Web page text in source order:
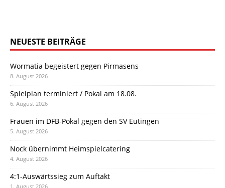
NEUESTE BEITRÄGE
Wormatia begeistert gegen Pirmasens
8. August 2026
Spielplan terminiert / Pokal am 18.08.
6. August 2026
Frauen im DFB-Pokal gegen den SV Eutingen
5. August 2026
Nock übernimmt Heimspielcatering
4. August 2026
4:1-Auswärtssieg zum Auftakt
1. August 2026